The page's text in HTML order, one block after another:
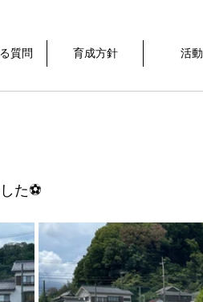
質問 育成方針 活動
た⚽️